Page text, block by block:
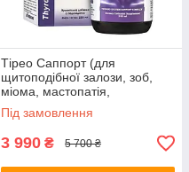
Тірео Саппорт (для
щитоподібної залози, зоб,
міома, мастопатія,
гіпотиреоз, містить йод,
нормалізує гормони)
Під замовлення
3 990 ₴ 5 700 ₴